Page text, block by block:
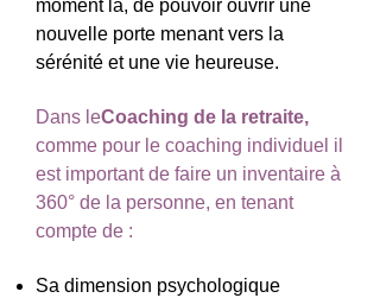
moment là, de pouvoir ouvrir une
nouvelle porte menant vers la
sérénité et une vie heureuse.
Dans leCoaching de la retraite,
comme pour le coaching individuel il
est important de faire un inventaire à
360° de la personne, en tenant
compte de :
Sa dimension psychologique